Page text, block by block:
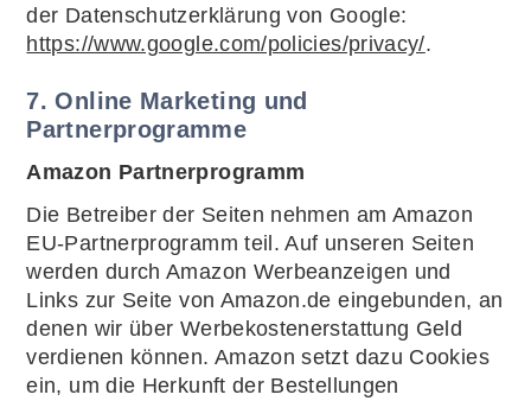
der Datenschutzerklärung von Google:
https://www.google.com/policies/privacy/.
7. Online Marketing und
Partnerprogramme
Amazon Partnerprogramm
Die Betreiber der Seiten nehmen am Amazon
EU-Partnerprogramm teil. Auf unseren Seiten
werden durch Amazon Werbeanzeigen und
Links zur Seite von Amazon.de eingebunden, an
denen wir über Werbekostenerstattung Geld
verdienen können. Amazon setzt dazu Cookies
ein, um die Herkunft der Bestellungen